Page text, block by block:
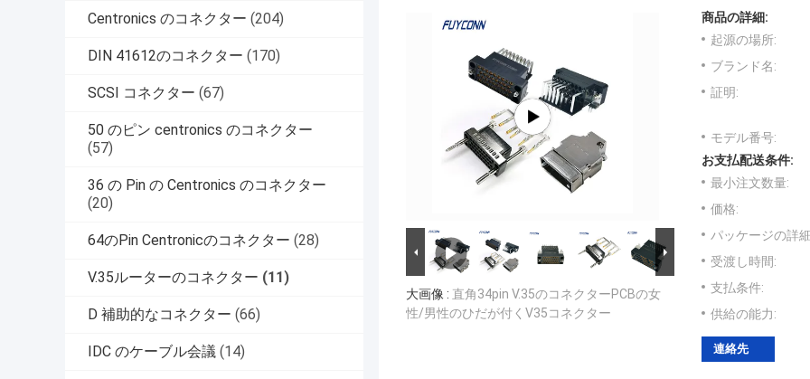
Centronics のコネクター (204)
DIN 41612のコネクター (170)
SCSI コネクター (67)
50 のピン centronics のコネクター
(57)
36 の Pin の Centronics のコネクター
(20)
64のPin Centronicのコネクター (28)
V.35ルーターのコネクター (11)
D 補助的なコネクター (66)
IDC のケーブル会議 (14)
大画像 : 直角34pin V.35のコネクターPCBの女
性/男性のひだが付くV35コネクター
商品の詳細:
起源の場所:
ブランド名:
証明:
モデル番号:
お支払配送条件:
最小注文数量:
価格:
パッケージの詳
受渡し時間:
支払条件:
供給の能力:
連絡先